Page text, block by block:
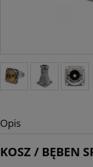
Opis
KOSZ / BĘBEN